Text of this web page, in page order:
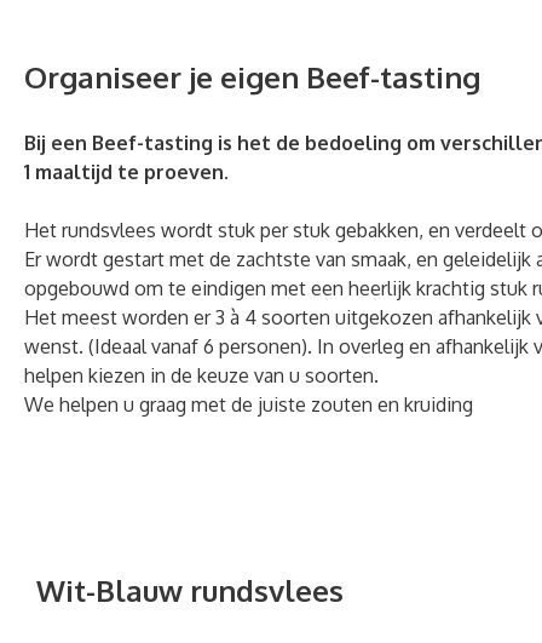
Organiseer je eigen Beef-tasting
Bij een Beef-tasting is het de bedoeling om
1 maaltijd te proeven.
Het rundsvlees wordt stuk per stuk gebakken, en verdeelt
Er wordt gestart met de zachtste van smaak, en geleidelijk
opgebouwd om te eindigen met een heerlijk krachtig stuk
Het meest worden er 3 à 4 soorten uitgekozen
wenst. (Ideaal vanaf 6 personen). In overleg en afhankelijk
helpen kiezen in de keuze van u soorten.
We helpen u graag met de juiste zouten en kruiding
Wit-Blauw rundsvlees